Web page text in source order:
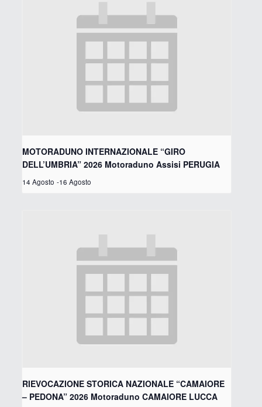
MOTORADUNO INTERNAZIONALE “GIRO
DELL’UMBRIA” 2026 Motoraduno Assisi PERUGIA
14 Agosto -16 Agosto
RIEVOCAZIONE STORICA NAZIONALE “CAMAIORE
– PEDONA” 2026 Motoraduno CAMAIORE LUCCA